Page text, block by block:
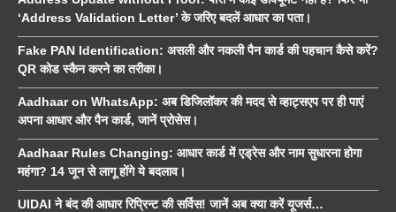
‘Address Validation Letter’ के जरिए बदलें आधार का पता।
Fake PAN Identification: असली और नकली पैन कार्ड की पहचान कैसे करें?
QR कोड स्कैन करने का तरीका।
Aadhaar on WhatsApp: अब डिजिलॉकर की मदद से व्हाट्सएप पर ही पाएं
अपना आधार और पैन कार्ड, जानें प्रोसेस।
Aadhaar Rules Changing: आधार कार्ड में एड्रेस और नाम सुधारना होगा
महंगा? 14 जून से लागू होंगे ये बदलाव।
UIDAI ने बंद की आधार रिप्रिन्ट की सर्विस! जानें अब क्या करें यूजर्स…